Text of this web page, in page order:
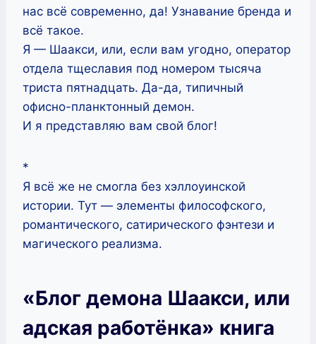
нас всё современно, да! Узнавание бренда и
всё такое.
Я — Шаакси, или, если вам угодно, оператор
отдела тщеславия под номером тысяча
триста пятнадцать. Да-да, типичный
офисно-планктонный демон.
И я представляю вам свой блог!
*
Я всё же не смогла без хэллоуинской
истории. Тут — элементы философского,
романтического, сатирического фэнтези и
магического реализма.
«Блог демона Шаакси, или
адская работёнка» книга